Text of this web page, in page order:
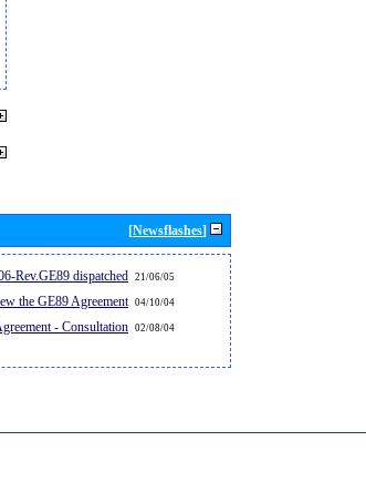
[Newsflashes]
21/06/05
Rev.GE89 dispatched...
04/10/04
the GE89 Agreement
02/08/04
- Consultation